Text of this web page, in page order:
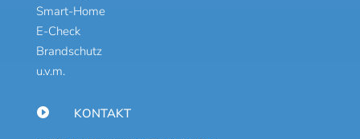
Smart-Home
E-Check
Brandschutz
u.v.m.

KONTAKT